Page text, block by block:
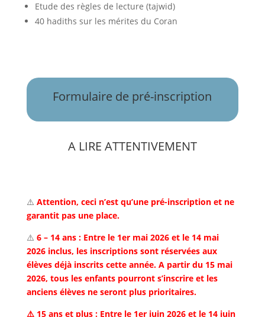
Etude des règles de lecture (tajwid)
40 hadiths sur les mérites du Coran
Formulaire de pré-inscription
A LIRE ATTENTIVEMENT
⚠️ Attention, ceci n’est qu’une pré-inscription et ne
garantit pas une place.
⚠️ 6 – 14 ans : Entre le 1er mai 2026 et le 14 mai
2026 inclus, les inscriptions sont réservées aux
élèves déjà inscrits cette année. A partir du 15 mai
2026, tous les enfants pourront s’inscrire et les
anciens élèves ne seront plus prioritaires.
⚠️ 15 ans et plus : Entre le 1er juin 2026 et le 14 juin